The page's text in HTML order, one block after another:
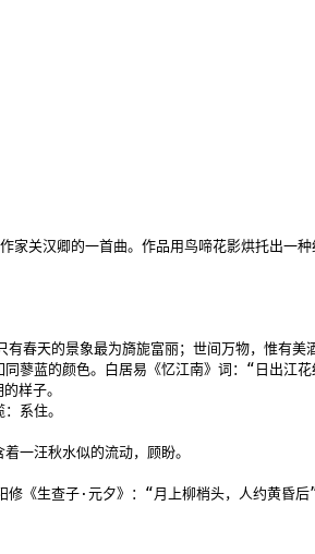
作家关汉卿的一首曲。作品用鸟啼花影烘托出
有春天的景象最为旖旎富丽；世间万物，惟有美
蓼蓝的颜色。白居易《忆江南》词：“日出江
样子。
系住。
一汪秋水似的流动，顾盼。
修《生查子·元夕》：“月上柳梢头，人约黄昏